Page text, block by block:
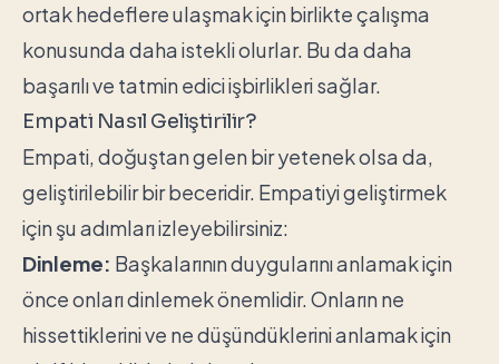
ortak hedeflere ulaşmak için birlikte çalışma
konusunda daha istekli olurlar. Bu da daha
başarılı ve tatmin edici işbirlikleri sağlar.
Empati Nasıl Geliştirilir?
Empati, doğuştan gelen bir yetenek olsa da,
geliştirilebilir bir beceridir. Empatiyi geliştirmek
için şu adımları izleyebilirsiniz:
Dinleme: Başkalarının duygularını anlamak için
önce onları dinlemek önemlidir. Onların ne
hissettiklerini ve ne düşündüklerini anlamak için